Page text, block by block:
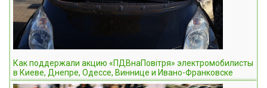
Как поддержали акцию «ПДВнаПовітря» электромобилисты
в Киеве, Днепре, Одессе, Виннице и Ивано-Франковске